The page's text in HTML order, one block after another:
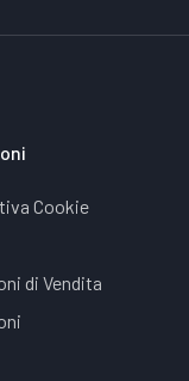
Cookie
di Vendita